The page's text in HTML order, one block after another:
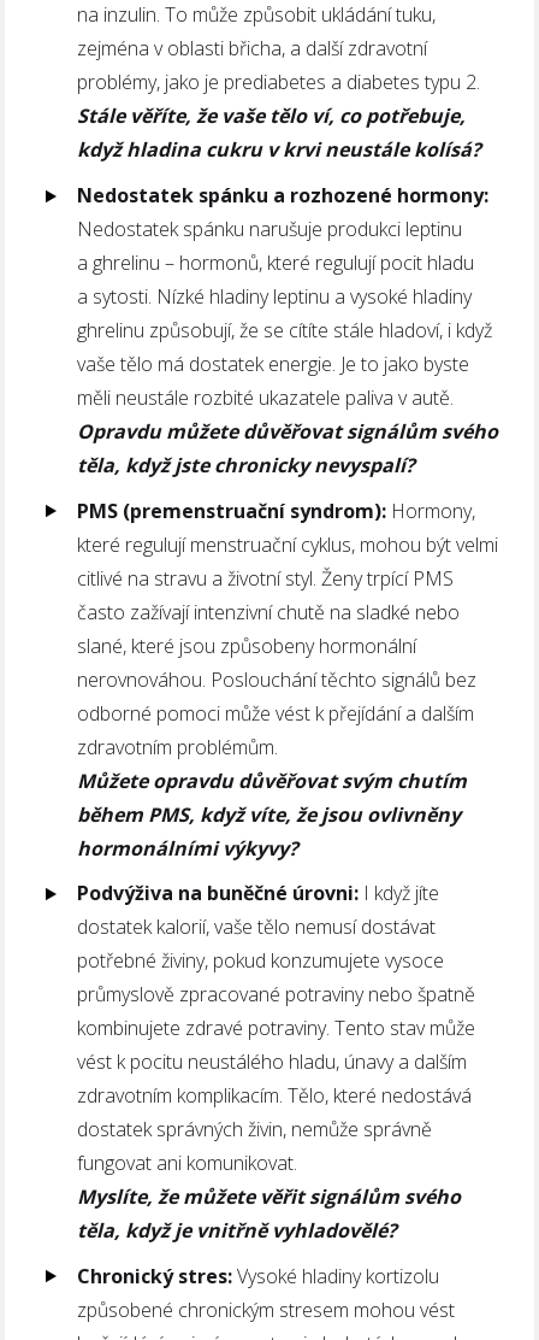
na inzulin. To může způsobit ukládání tuku,
zejména v oblasti břicha, a další zdravotní
problémy, jako je prediabetes a diabetes typu 2.
Stále věříte, že vaše tělo ví, co potřebuje,
když hladina cukru v krvi neustále kolísá?
Nedostatek spánku a rozhozené hormony:
Nedostatek spánku narušuje produkci leptinu
a ghrelinu – hormonů, které regulují pocit hladu
a sytosti. Nízké hladiny leptinu a vysoké hladiny
ghrelinu způsobují, že se cítíte stále hladoví, i když
vaše tělo má dostatek energie. Je to jako byste
měli neustále rozbité ukazatele paliva v autě.
Opravdu můžete důvěřovat signálům svého
těla, když jste chronicky nevyspalí?
PMS (premenstruační syndrom): Hormony,
které regulují menstruační cyklus, mohou být velmi
citlivé na stravu a životní styl. Ženy trpící PMS
často zažívají intenzivní chutě na sladké nebo
slané, které jsou způsobeny hormonální
nerovnováhou. Poslouchání těchto signálů bez
odborné pomoci může vést k přejídání a dalším
zdravotním problémům.
Můžete opravdu důvěřovat svým chutím
během PMS, když víte, že jsou ovlivněny
hormonálními výkyvy?
Podvýživa na buněčné úrovni: I když jíte
dostatek kalorií, vaše tělo nemusí dostávat
potřebné živiny, pokud konzumujete vysoce
průmyslově zpracované potraviny nebo špatně
kombinujete zdravé potraviny. Tento stav může
vést k pocitu neustálého hladu, únavy a dalším
zdravotním komplikacím. Tělo, které nedostává
dostatek správných živin, nemůže správně
fungovat ani komunikovat.
Myslíte, že můžete věřit signálům svého
těla, když je vnitřně vyhladovělé?
Chronický stres:Vysoké hladiny kortizolu
způsobené chronickým stresem mohou vést